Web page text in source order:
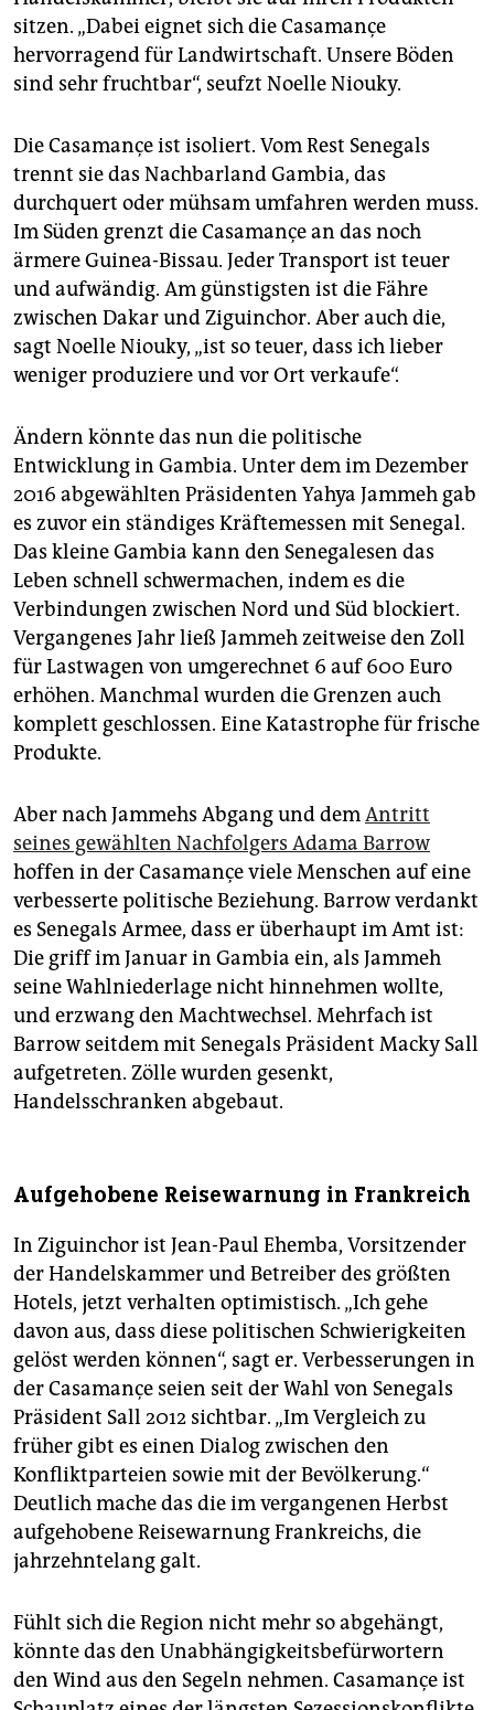
sitzen. „Dabei eignet sich die Casamançe
hervorragend für Landwirtschaft. Unsere Böden
sind sehr fruchtbar“, seufzt Noelle Niouky.
Die Casamançe ist isoliert. Vom Rest Senegals
trennt sie das Nachbarland Gambia, das
durchquert oder mühsam umfahren werden muss.
Im Süden grenzt die Casamançe an das noch
ärmere Guinea-Bissau. Jeder Transport ist teuer
und aufwändig. Am günstigsten ist die Fähre
zwischen Dakar und Ziguinchor. Aber auch die,
sagt Noelle Niouky, „ist so teuer, dass ich lieber
weniger produziere und vor Ort verkaufe“.
Ändern könnte das nun die politische
Entwicklung in Gambia. Unter dem im Dezember
2016 abgewählten Präsidenten Yahya Jammeh gab
es zuvor ein ständiges Kräftemessen mit Senegal.
Das kleine Gambia kann den Senegalesen das
Leben schnell schwermachen, indem es die
Verbindungen zwischen Nord und Süd blockiert.
Vergangenes Jahr ließ Jammeh zeitweise den Zoll
für Lastwagen von umgerechnet 6 auf 600 Euro
erhöhen. Manchmal wurden die Grenzen auch
komplett geschlossen. Eine Katastrophe für frische
Produkte.
Aber nach Jammehs Abgang und demAntritt
seines gewählten Nachfolgers Adama Barrow
hoffen in der Casamançe viele Menschen auf eine
verbesserte politische Beziehung. Barrow verdankt
es Senegals Armee, dass er überhaupt im Amt ist:
Die griff im Januar in Gambia ein, als Jammeh
seine Wahlniederlage nicht hinnehmen wollte,
und erzwang den Machtwechsel. Mehrfach ist
Barrow seitdem mit Senegals Präsident Macky Sall
aufgetreten. Zölle wurden gesenkt,
Handelsschranken abgebaut.
Aufgehobene Reisewarnung in Frankreich
In Ziguinchor ist Jean-Paul Ehemba, Vorsitzender
der Handelskammer und Betreiber des größten
Hotels, jetzt verhalten optimistisch. „Ich gehe
davon aus, dass diese politischen Schwierigkeiten
gelöst werden können“, sagt er. Verbesserungen in
der Casamançe seien seit der Wahl von Senegals
Präsident Sall 2012 sichtbar. „Im Vergleich zu
früher gibt es einen Dialog zwischen den
Konfliktparteien sowie mit der Bevölkerung.“
Deutlich mache das die im vergangenen Herbst
aufgehobene Reisewarnung Frankreichs, die
jahrzehntelang galt.
Fühlt sich die Region nicht mehr so abgehängt,
könnte das den Unabhängigkeitsbefürwortern
den Wind aus den Segeln nehmen. Casamançe ist